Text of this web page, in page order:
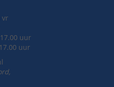
vr
uur
uur